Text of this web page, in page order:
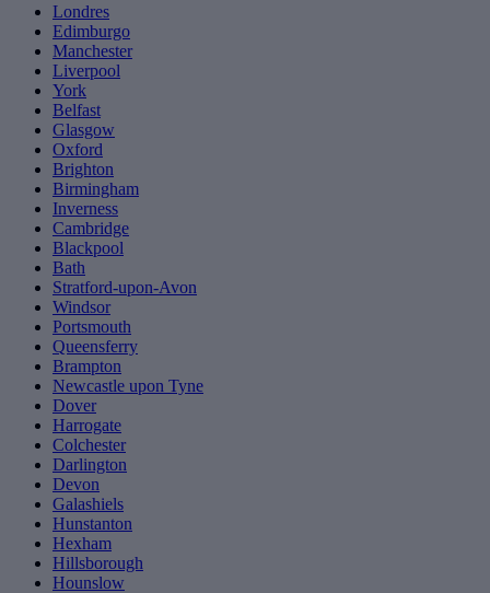
Londres
Edimburgo
Manchester
Liverpool
York
Belfast
Glasgow
Oxford
Brighton
Birmingham
Inverness
Cambridge
Blackpool
Bath
Stratford-upon-Avon
Windsor
Portsmouth
Queensferry
Brampton
Newcastle upon Tyne
Dover
Harrogate
Colchester
Darlington
Devon
Galashiels
Hunstanton
Hexham
Hillsborough
Hounslow